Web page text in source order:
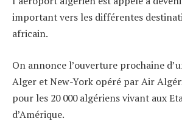
important vers les différentes
africain.
On annonce l’ouverture prochaine
Alger et New-York opéré par Air
pour les 20 000 algériens vivant aux
d’Amérique.